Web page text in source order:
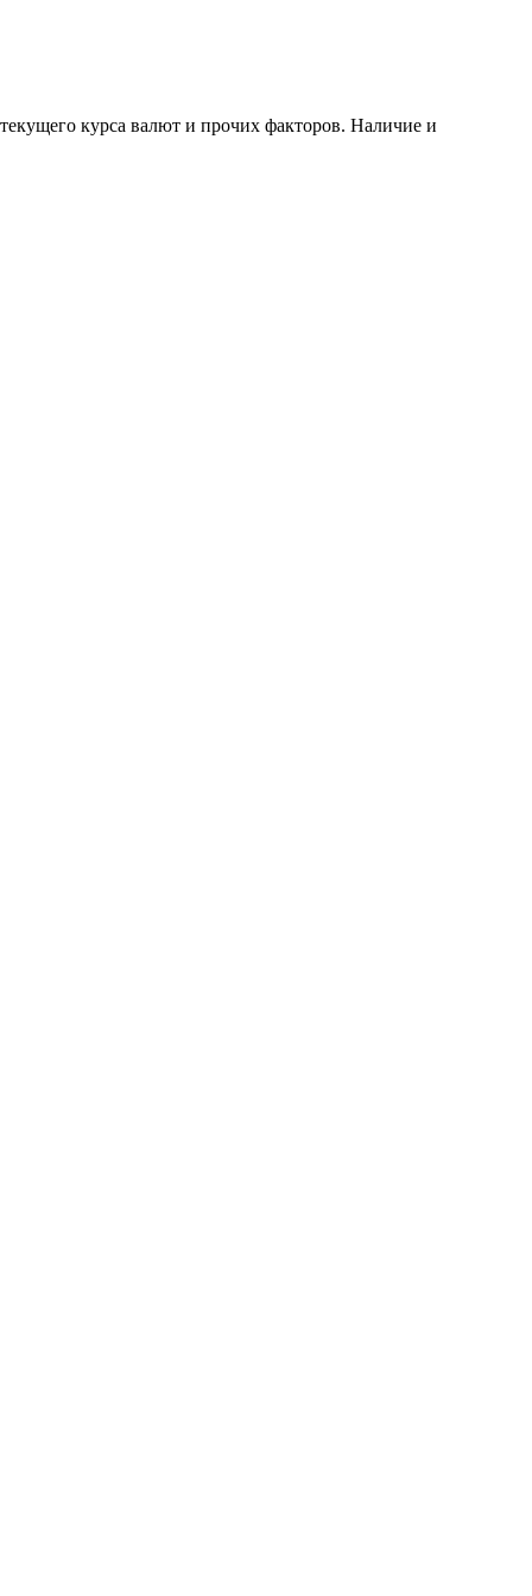
курса валют и прочих факторов. Наличие и